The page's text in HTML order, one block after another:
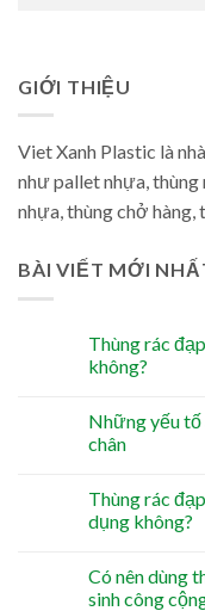
GIỚI THIỆU
Viet Xanh Plastic là
như pallet nhựa, thùng
nhựa, thùng chở
BÀI VIẾT MỚI
Thùng rác
không?
Những yếu
chân
Thùng rác
dụng không?
Có nên dùng
sinh công